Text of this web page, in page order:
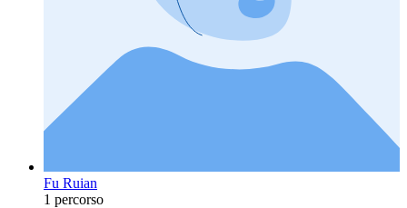
Fu Ruian
1 percorso